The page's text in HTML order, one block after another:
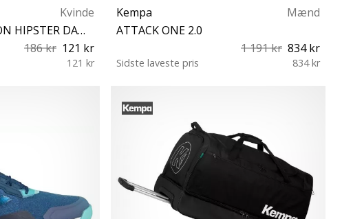
Kvinde
CORE VOLLEY COTTON HIPSTER DAMEN
186 kr 121 kr
121 kr
Kempa
Mænd
ATTACK ONE 2.0
1 191 kr 834 kr
Sidste laveste pris 834 kr